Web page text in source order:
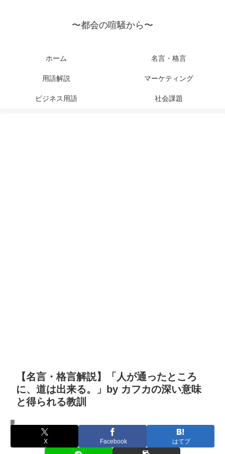
〜都会の喧騒から〜
ホーム 名言・格言
用語解説 マーケティング
ビジネス用語 社会課題
【名言・格言解説】「人が通ったところ
に、道は出来る。」by カフカの深い意味
と得られる教訓
名言・格言
X Facebook はてブ